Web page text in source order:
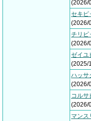
(2026/
セキピ
(2026/
チリピ
(2026/
ゼイユ
(2025/
ハッサ
(2026/
コルサ
(2026/
マンス